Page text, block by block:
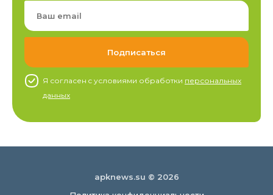
Я согласен c условиями обработки персональных
данных
apknews.su © 2026